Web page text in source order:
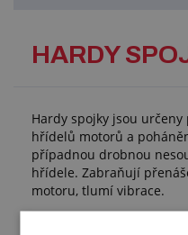
HARDY
Hardy spojky jsou
hřídelů motorů a
případnou drobnou
hřídele. Zabraňují
motoru, tlumí vibrace.
Použití: